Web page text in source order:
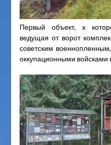
Первый объект, к
ведущая от ворот
советским
оккупационными войсками